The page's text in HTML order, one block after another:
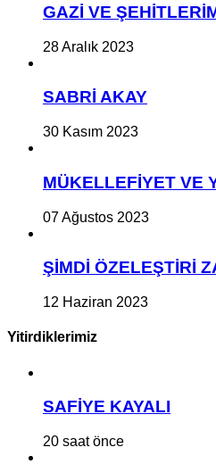
GAZİ VE
28 Aralık 2023
SABRİ AKAY
30 Kasım 2023
MÜKELLEFİYET VE
07 Ağustos 2023
ŞİMDİ ÖZELEŞTİRİ
12 Haziran 2023
Yitirdiklerimiz
SAFİYE KAYALI
20 saat önce